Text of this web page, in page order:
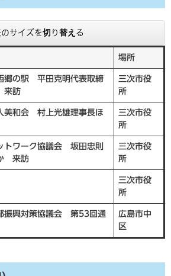
サイズを切り替える
場所
郷の駅 平田克明代表取締
来訪
三次市役
所
美和会 村上光雄理事長ほ
三次市役
所
トワーク協議会 坂田忠則
来訪
三次市役
所
三次市役
所
振興対策協議会 第53回通
広島市中
区